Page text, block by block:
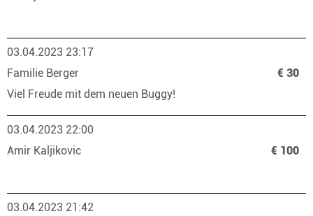
03.04.2023 23:17
Familie Berger
€ 30
Viel Freude mit dem neuen Buggy!
03.04.2023 22:00
Amir Kaljikovic
€ 100
03.04.2023 21:42